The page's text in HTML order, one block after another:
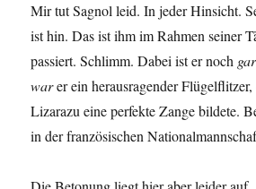
Mir tut Sagnol leid. In jeder Hinsicht.
ist hin. Das ist ihm im Rahmen seiner
passiert. Schlimm. Dabei ist er noch
warer ein herausragender
Lizarazu eine perfekte Zange bildete.
in der französischen